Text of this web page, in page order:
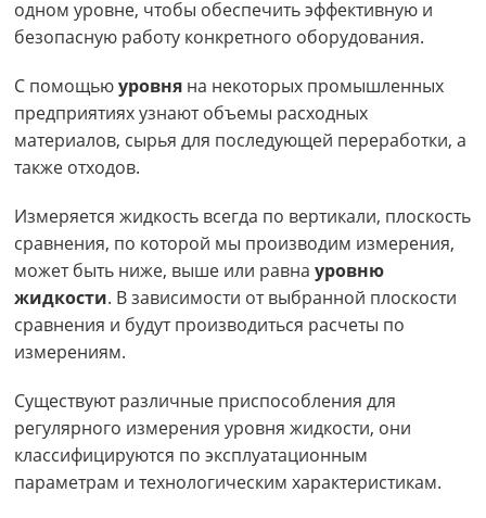
одном уровне, чтобы обеспечить эффективную и
безопасную работу конкретного оборудования.
С помощьюуровня на некоторых промышленных
предприятиях узнают объемы расходных
материалов, сырья для последующей переработки, а
также отходов.
Измеряется жидкость всегда по вертикали, плоскость
сравнения, по которой мы производим измерения,
может быть ниже, выше или равна уровню
жидкости. В зависимости от выбранной плоскости
сравнения и будут производиться расчеты по
измерениям.
Существуют различные приспособления для
регулярного измерения уровня жидкости, они
классифицируются по эксплуатационным
параметрам и технологическим характеристикам.